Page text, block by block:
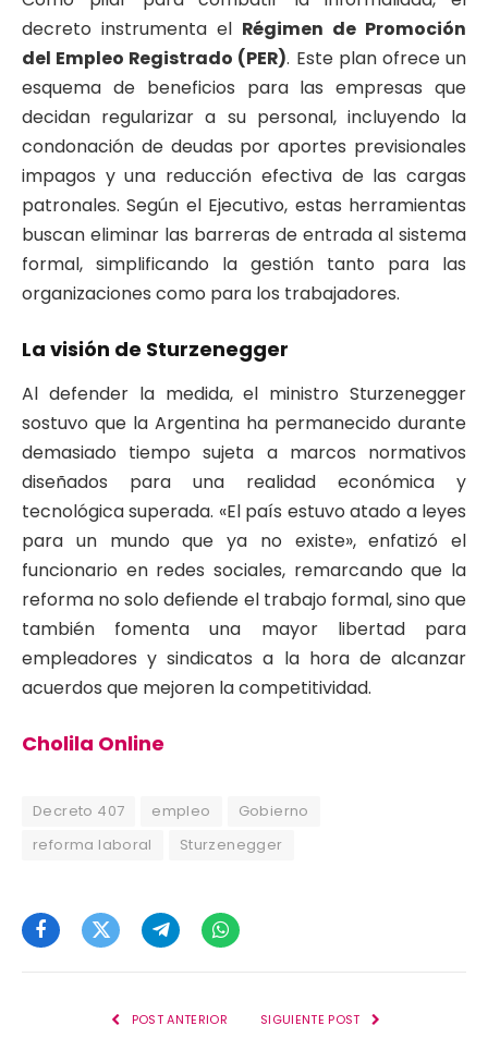
decreto instrumenta el Régimen de Promoción
del Empleo Registrado (PER). Este plan ofrece un
esquema de beneficios para las empresas que
decidan regularizar a su personal, incluyendo la
condonación de deudas por aportes previsionales
impagos y una reducción efectiva de las cargas
patronales. Según el Ejecutivo, estas herramientas
buscan eliminar las barreras de entrada al sistema
formal, simplificando la gestión tanto para las
organizaciones como para los trabajadores.
La visión de Sturzenegger
Al defender la medida, el ministro Sturzenegger
sostuvo que la Argentina ha permanecido durante
demasiado tiempo sujeta a marcos normativos
diseñados para una realidad económica y
tecnológica superada. «El país estuvo atado a leyes
para un mundo que ya no existe», enfatizó el
funcionario en redes sociales, remarcando que la
reforma no solo defiende el trabajo formal, sino que
también fomenta una mayor libertad para
empleadores y sindicatos a la hora de alcanzar
acuerdos que mejoren la competitividad.
Cholila Online
Decreto 407 empleo
Gobierno
reforma laboral
Sturzenegger
FacebookTwitterTelegramWhatsApp
POST ANTERIOR SIGUIENTE POST